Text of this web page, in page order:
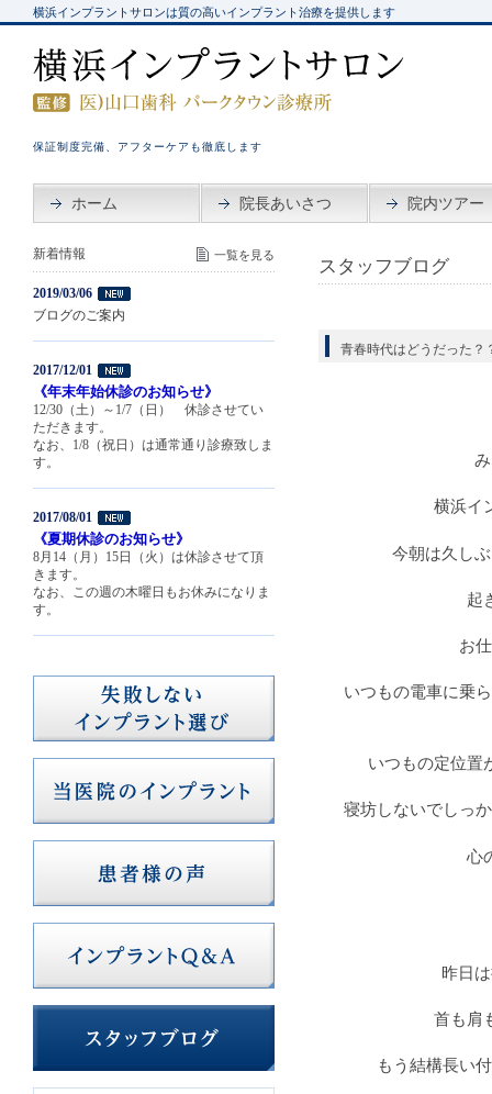
横浜インプラントサロンは質の高いインプラント治療を提供します
保証制度完備、アフターケアも徹底します
ホーム 院長あいさつ 院内ツアー
スタッフブログ
青春時代はどうだった？
横浜イ
今朝は久し
起
お
いつもの電車に乗
いつもの定位置
寝坊しないでしっ
心
昨日
首も肩
もう結構長い
新着情報 一覧を見る
2019/03/06
ブログのご案内
2017/12/01
《年末年始休診のお知らせ》
12/30（土）～1/7（日） 休診させてい
ただきます。
なお、1/8（祝日）は通常通り診療致しま
す。
2017/08/01
《夏期休診のお知らせ》
8月14（月）15日（火）は休診させて頂
きます。
なお、この週の木曜日もお休みになりま
す。